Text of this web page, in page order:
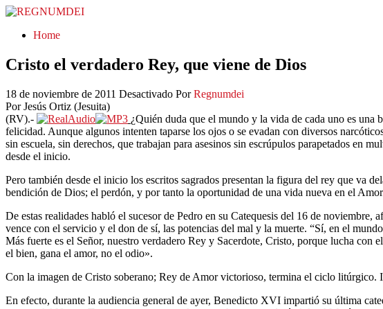
REGNUMDEI
Home
Cristo el verdadero Rey, que viene de Dios
18 de noviembre de 2011 Desactivado Por Regnumdei
Por Jesús Ortiz (Jesuita)
(RV).-
¿Quién duda que el mundo y la vida de cada uno es una
felicidad. Aunque algunos intenten taparse los ojos o se evadan con diversos
sin escuela, sin derechos, que trabajan para asesinos sin escrúpulos parapetados en
desde el inicio.
Pero también desde el inicio los escritos sagrados presentan la figura del rey que va
bendición de Dios; el perdón, y por tanto la oportunidad de una vida nueva en el
De estas realidades habló el sucesor de Pedro en su Catequesis del 16 de
vence con el servicio y el don de sí, las potencias del mal y la muerte. “Sí, en el
Más fuerte es el Señor, nuestro verdadero Rey y Sacerdote, Cristo, porque lucha con
el bien, gana el amor, no el odio».
Con la imagen de Cristo soberano; Rey de Amor victorioso, termina el ciclo
En efecto, durante la audiencia general de ayer, Benedicto XVI impartió su última